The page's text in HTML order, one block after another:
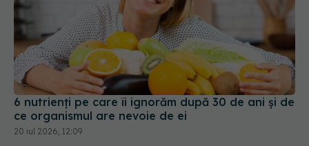
6 nutrienți pe care îi ignorăm după 30 de ani și de
ce organismul are nevoie de ei
20 iul 2026, 12:09